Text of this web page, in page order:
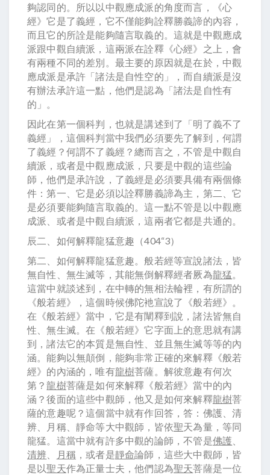
夠認同的。所以以中觀應成派的角度而言，《心
經》它是了義經，它不僅能夠詮釋勝義諦的內容，
而且它的所詮是能夠隨言取義的。這就是中觀應成
派跟中觀自續派，這兩派在詮釋《心經》之上，會
有兩種不同的差別。最主要的原因就是在於，中觀
應成派是承許「諸法是自性空的」，而自續派是沒
有辦法承許這一點，他們是認為「諸法是自性有
的」。
因此在第一個科判，也就是講述到了「明了義不了
義經」，這個科判當中我們必須要先了解到，何謂
了義經？何謂不了義經？總而言之，不管是中觀自
續派，或者是中觀應成派，只要是中觀的這些論
師，他們是承許說，了義經是必須要具備有兩個條
件：第一、它是必須以詮釋勝義諦為主，第二、它
是必須要能夠隨言取義的。這一點不管是以中觀應
成派、或者是中觀自續派，這兩者它都是共通的。
辰二、如何解釋龍猛意趣（404“3）
第二、如何解釋龍猛意趣。般若經等宣說諸法，皆
無自性、無生滅等，其能無倒解釋經者厥為龍猛。
這當中就談述到，在中轉的無相法輪裡，有所謂的
《般若經》，這個時候佛陀衪宣說了《般若經》。
在《般若經》當中，它是有闡釋到說，諸法皆無自
性、無生滅。在《般若經》它字面上的意思就有講
到，諸法它的本質是無自性、並且無生滅等等的內
涵。能夠以無顛倒，能夠非常正確的來解釋《般若
經》的內涵的，唯有龍樹菩薩。解彼意趣有何次
第？龍樹菩薩是如何來解釋《般若經》當中的內
涵？後面的這些中觀師，他又是如何來解釋龍樹菩
薩的意趣呢？這個當中就有作回答，答：佛護、清
辨、月稱、靜命等大中觀師，皆依聖天為量，等同
龍猛。這當中就有許多中觀的論師，不管是佛護
清辨
月稱 ，或者是靜命論師，這些大中觀師，皆
是以聖天作為正量士夫，他們認為聖天菩薩是一位